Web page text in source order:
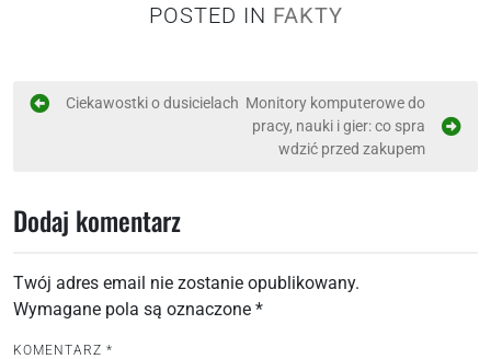
POSTED IN FAKTY
N
g
a
c
j
Ciekawostki o dusicielach Monitory komputerowe do
pracy, nauki i gier: co spra
wdzić przed zakupem
Dodaj komentarz
Twój adres email nie zostanie opublikowany.
Wymagane pola są oznaczone *
KOMENTARZ *